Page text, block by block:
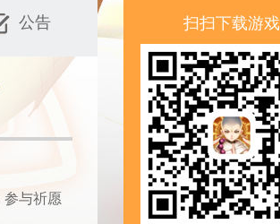
公告
与祈愿
扫扫下载游戏